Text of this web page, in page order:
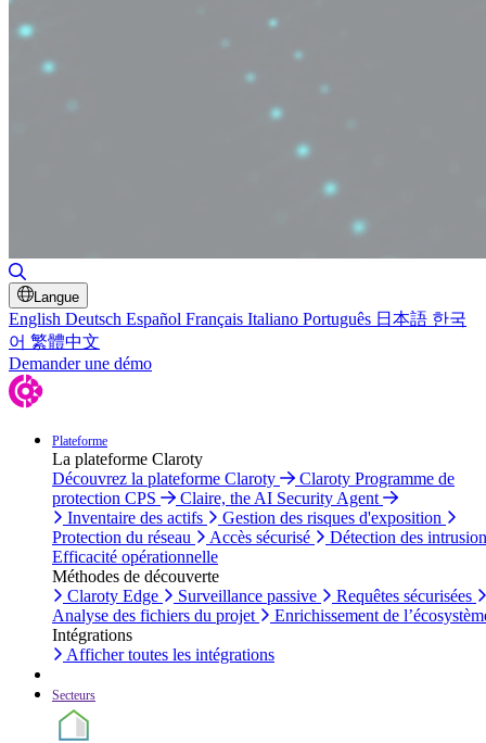
Langue
English Deutsch Español Français Italiano Português 日本語 한국
어 繁體中文
Demander une démo
Plateforme
La plateforme Claroty
Découvrez la plateforme Claroty
Claroty Programme de
protection CPS
Claire, the AI Security Agent
Inventaire des actifs
Gestion des risques d'exposition
Protection du réseau
Accès sécurisé
Détection des
Efficacité opérationnelle
Méthodes de découverte
Claroty Edge
Surveillance passive
Requêtes sécurisées
Analyse des fichiers du projet
Enrichissement de
Intégrations
Afficher toutes les intégrations
Secteurs